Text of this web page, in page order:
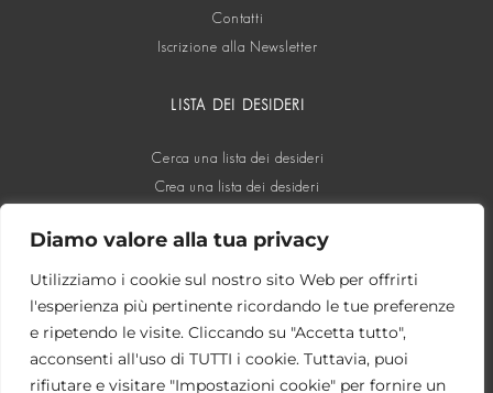
Diamo valore alla tua privacy
Utilizziamo i cookie sul nostro sito Web per offrirti
l'esperienza più pertinente ricordando le tue preferenze
e ripetendo le visite. Cliccando su "Accetta tutto",
acconsenti all'uso di TUTTI i cookie. Tuttavia, puoi
rifiutare e visitare "Impostazioni cookie" per fornire un
Contatti
Iscrizione alla Newsletter
LISTA DEI DESIDERI
Cerca una lista dei desideri
Crea una lista dei desideri
SOCIAL